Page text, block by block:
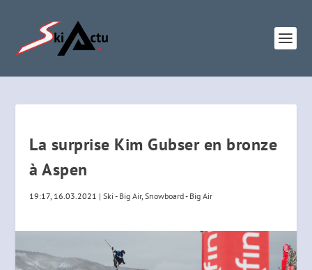
La surprise Kim Gubser en bronze
à Aspen
19:17, 16.03.2021 |Ski - Big Air,Snowboard - Big Air